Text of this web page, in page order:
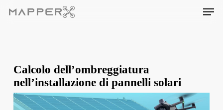
Menu
Calcolo dell’ombreggiatura
nell’installazione di pannelli solari